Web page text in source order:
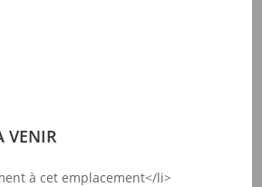
VENIR
à cet emplacement</li>